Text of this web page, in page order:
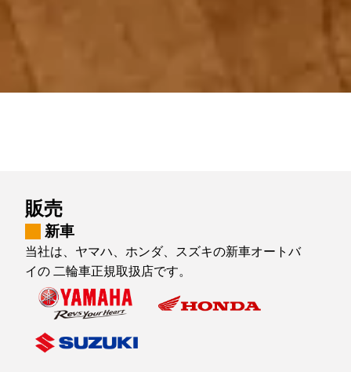
販売
新車
当社は、ヤマハ、ホンダ、スズキの新車オートバ
イの 二輪車正規取扱店です。